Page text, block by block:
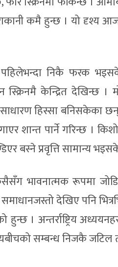
कमै हुन्छ । यो दृश्य
निकै फरक
केन्द्रित देखिन्छ ।
हिस्सा बनिसकेका
शान्त पार्ने गरिन्छ ।
बस्ने प्रवृत्ति सामान्य
कसैसँग भावनात्मक रूपमा
देखिए पनि
हुन्छ । अन्तर्राष्ट्रिय
सम्बन्ध निजकै जटिल